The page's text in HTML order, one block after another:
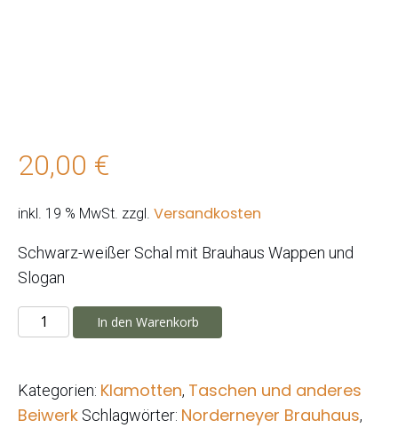
20,00 €
inkl. 19 % MwSt. zzgl. Versandkosten
Schwarz-weißer Schal mit Brauhaus Wappen und
Slogan
Brauhaus
Schal
In den Warenkorb
Kategorien: Klamotten, Taschen und anderes
Beiwerk Schlagwörter: Norderneyer Brauhaus,